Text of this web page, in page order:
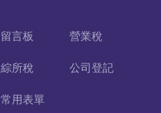
留言板 營業稅
綜所稅 公司登記
常用表單